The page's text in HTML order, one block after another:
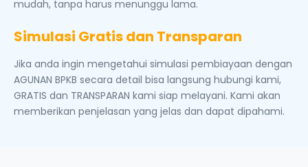
mudah, tanpa harus menunggu lama.
Simulasi Gratis dan Transparan
Jika anda ingin mengetahui simulasi pembiayaan dengan
AGUNAN BPKB secara detail bisa langsung hubungi kami,
GRATIS dan TRANSPARAN kami siap melayani. Kami akan
memberikan penjelasan yang jelas dan dapat dipahami.